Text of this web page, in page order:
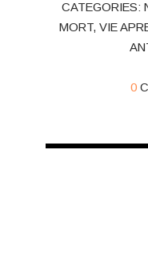
CATEGORIES:
MORT,VIE
0